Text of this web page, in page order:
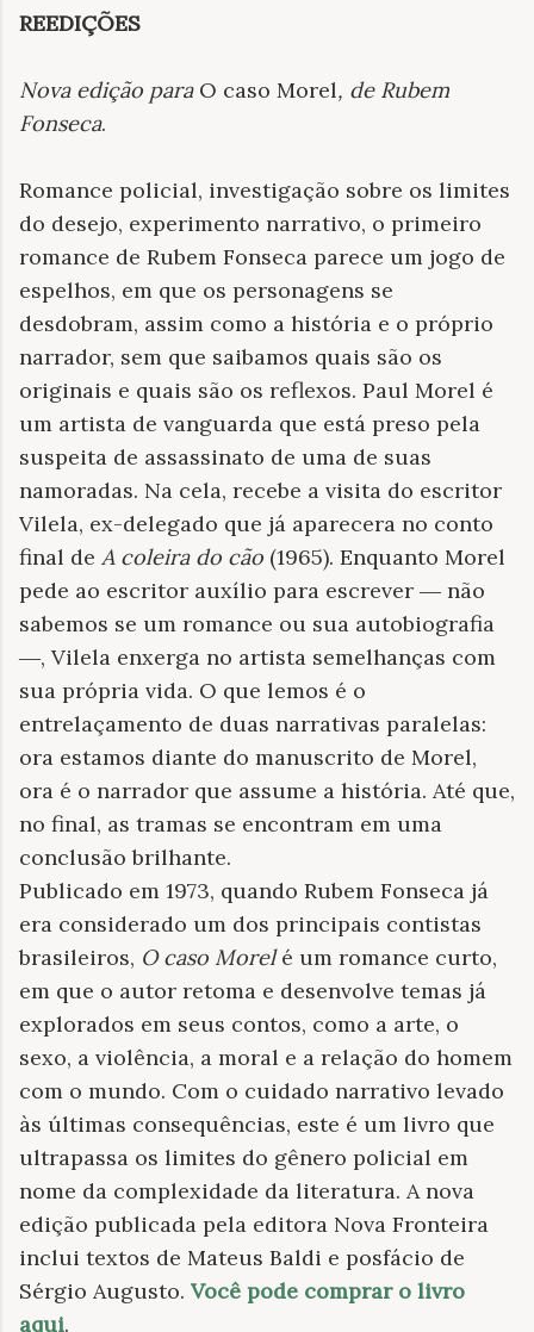
REEDIÇÕES
Nova edição para O caso Morel, de Rubem
Fonseca.
Romance policial, investigação sobre os limites
do desejo, experimento narrativo, o primeiro
romance de Rubem Fonseca parece um jogo de
espelhos, em que os personagens se
desdobram, assim como a história e o próprio
narrador, sem que saibamos quais são os
originais e quais são os reflexos. Paul Morel é
um artista de vanguarda que está preso pela
suspeita de assassinato de uma de suas
namoradas. Na cela, recebe a visita do escritor
Vilela, ex-delegado que já aparecera no conto
final de A coleira do cão (1965). Enquanto Morel
pede ao escritor auxílio para escrever ― não
sabemos se um romance ou sua autobiografia
―, Vilela enxerga no artista semelhanças com
sua própria vida. O que lemos é o
entrelaçamento de duas narrativas paralelas:
ora estamos diante do manuscrito de Morel,
ora é o narrador que assume a história. Até que,
no final, as tramas se encontram em uma
conclusão brilhante.
Publicado em 1973, quando Rubem Fonseca já
era considerado um dos principais contistas
brasileiros, O caso Morelé um romance curto,
em que o autor retoma e desenvolve temas já
explorados em seus contos, como a arte, o
sexo, a violência, a moral e a relação do homem
com o mundo. Com o cuidado narrativo levado
às últimas consequências, este é um livro que
ultrapassa os limites do gênero policial em
nome da complexidade da literatura. A nova
edição publicada pela editora Nova Fronteira
inclui textos de Mateus Baldi e posfácio de
Sérgio Augusto. Você pode comprar o livro
aqui.